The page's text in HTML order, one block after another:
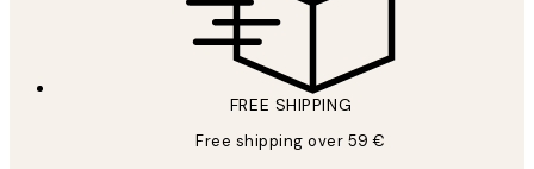
FREE SHIPPING
Free shipping over 59 €